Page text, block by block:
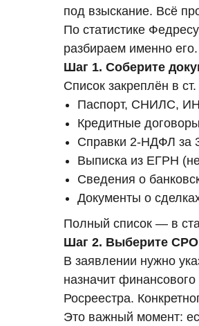
под взыскание. Всё
По статистике
разбираем именно его.
Шаг 1. Соберите
Список закреплён в
Паспорт, СНИЛС,
Кредитные
Справки 2-НДФЛ за
Выписка из ЕГРН
Сведения о
Документы о
Полный список — в
Шаг 2. Выберите
В заявлении нужно
назначит
Росреестра.
Это важный момент: